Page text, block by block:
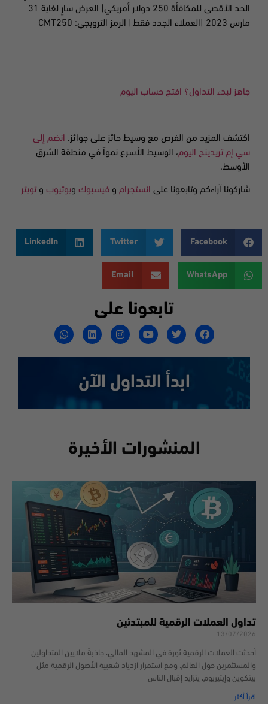
الحد الأقصى للمكافأة 2 50 دولار أمريكي| العرض سارٍ لغاية 31
مارس
العملاء الجدد فقط | الرمز الترويجي: CMT250
جاهز لبدء التداول؟ افتح حساب اليوم
اكتشف المزيد من الفرص مع وسيط حائز على جوائز.
انضم إلى
سي إم تريدينج اليوم، الوسيط الأسرع نمواً في منطقة الشرق
الأوسط.
شاركونا آراءكم وتابعونا على انستجرام و فيسبوك ويوتيوب و تويتر
Facebook
Twitter
LinkedIn
WhatsApp
Email
تابعونا على
ابدأ التداول الآن
المنشورات الأخيرة
تداول العملات الرقمية للمبتدئين
13/07/2026
أحدثت العملات الرقمية ثورة في المشهد المالي، جاذبةً ملايين المتداولين
والمستثمرين حول العالم. ومع استمرار ازدياد شعبية الأصول الرقمية مثل
بيتكوين وإيثيريوم، يتزايد إقبال الناس
اقرأ أكثر